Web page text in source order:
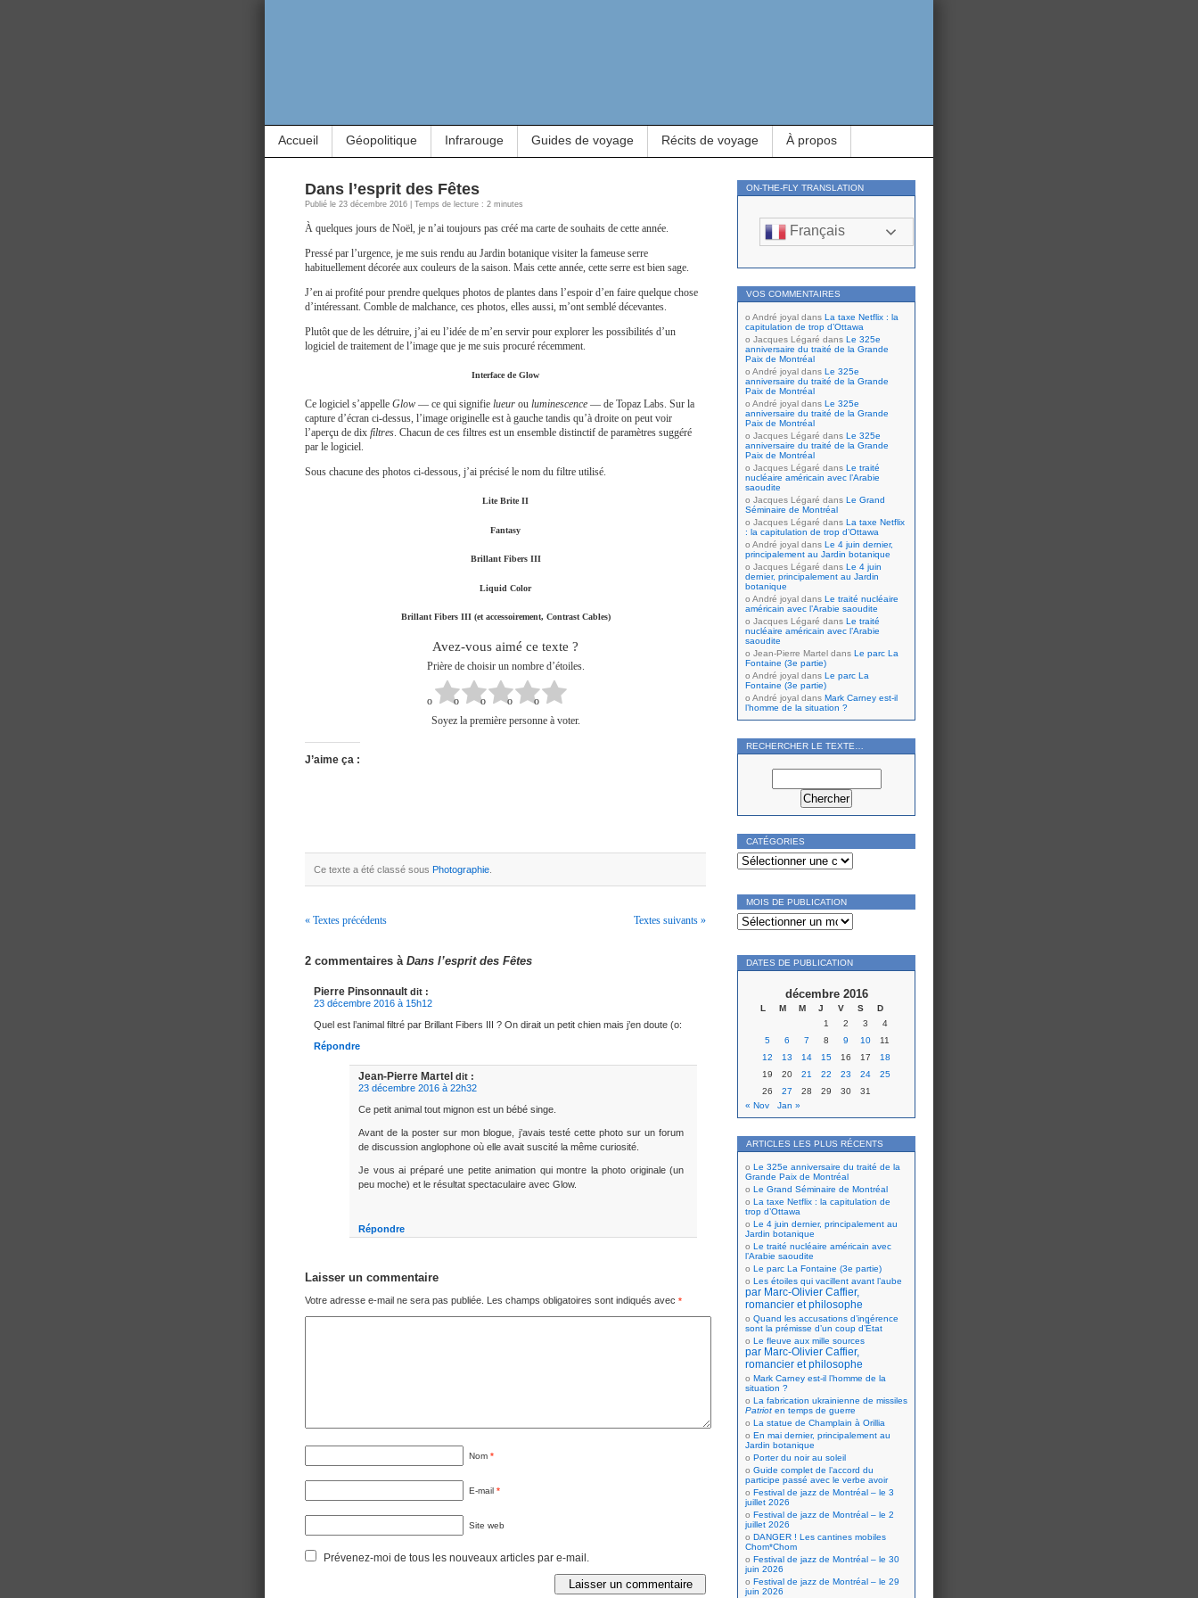
Accueil Géopolitique Infrarouge Guides de voyage Récits de voyage À propos
Dans l’esprit des Fêtes
Publié le 23 décembre 2016 | Temps de lecture : 2 minutes
À quelques jours de Noël, je n’ai toujours pas créé ma carte de souhaits de cette année.
Pressé par l’urgence, je me suis rendu au Jardin botanique visiter la fameuse serre
habituellement décorée aux couleurs de la saison. Mais cette année, cette serre est bien sage.
J’en ai profité pour prendre quelques photos de plantes dans l’espoir d’en faire quelque chose
d’intéressant. Comble de malchance, ces photos, elles aussi, m’ont semblé décevantes.
Plutôt que de les détruire, j’ai eu l’idée de m’en servir pour explorer les possibilités d’un
logiciel de traitement de l’image que je me suis procuré récemment.
Interface de Glow
Ce logiciel s’appelle Glow — ce qui signifie lueur ou luminescence — de Topaz Labs. Sur la
capture d’écran ci-dessus, l’image originelle est à gauche tandis qu’à droite on peut voir
l’aperçu de dix filtres. Chacun de ces filtres est un ensemble distinctif de paramètres suggéré
par le logiciel.
Sous chacune des photos ci-dessous, j’ai précisé le nom du filtre utilisé.
Lite Brite II
Fantasy
Brillant Fibers III
Liquid Color
Brillant Fibers III (et accessoirement, Contrast Cables)
Avez-vous aimé ce texte ?
Prière de choisir un nombre d’étoiles.
Soyez la première personne à voter.
J’aime ça :
Ce texte a été classé sous Photographie
« Textes précédents Textes suivants »
2 commentaires à Dans l’esprit des Fêtes
Pierre Pinsonnault dit :
23 décembre 2016 à 15h12
Quel est l’animal filtré par Brillant Fibers III ? On dirait un petit chien mais j’en doute (o:
Répondre
Jean-Pierre Martel dit :
23 décembre 2016 à 22h32
Ce petit animal tout mignon est un bébé singe.
Avant de la poster sur mon blogue, j’avais testé cette photo sur un forum
de discussion anglophone où elle avait suscité la même curiosité.
Je vous ai préparé une petite animation qui montre la photo originale (un
peu moche) et le résultat spectaculaire avec Glow.
Répondre
Laisser un commentaire
Votre adresse e-mail ne sera pas publiée. Les champs obligatoires sont indiqués avec *
Nom *
E-mail *
Site web
Prévenez-moi de tous les nouveaux articles par e-mail.
ON-THE-FLY TRANSLATION
Français
VOS COMMENTAIRES
André joyal dans La taxe Netflix : la
capitulation de trop d’Ottawa
Jacques Légaré dans Le 325e
anniversaire du traité de la Grande
Paix de Montréal
André joyal dans Le 325e
anniversaire du traité de la Grande
Paix de Montréal
André joyal dans Le 325e
anniversaire du traité de la Grande
Paix de Montréal
Jacques Légaré dans Le 325e
anniversaire du traité de la Grande
Paix de Montréal
Jacques Légaré dans Le traité
nucléaire américain avec l’Arabie
saoudite
Jacques Légaré dans Le Grand
Séminaire de Montréal
Jacques Légaré dans La taxe Netflix
: la capitulation de trop d’Ottawa
André joyal dans Le 4 juin dernier,
principalement au Jardin botanique
Jacques Légaré dans Le 4 juin
dernier, principalement au Jardin
botanique
André joyal dans Le traité nucléaire
américain avec l’Arabie saoudite
Jacques Légaré dans Le traité
nucléaire américain avec l’Arabie
saoudite
Jean-Pierre Martel dans Le parc La
Fontaine (3e partie)
André joyal dans Le parc La
Fontaine (3e partie)
André joyal dans Mark Carney est-il
l’homme de la situation ?
RECHERCHER LE TEXTE…
CATÉGORIES
Catégories
MOIS DE PUBLICATION
Mois
de
publication
DATES DE PUBLICATION
décembre 2016
L M M J V S
D
1
2 3
4
5
6 7 8 9 10
11
12
13 14 15 16 17
18
19
20 21 22 23 24
25
26
27 28 29 30
31
« Nov
Jan »
ARTICLES LES PLUS RÉCENTS
Le 325e anniversaire du traité de la
Grande Paix de Montréal
Le Grand Séminaire de Montréal
La taxe Netflix : la capitulation de
trop d’Ottawa
Le 4 juin dernier, principalement au
Jardin botanique
Le traité nucléaire américain avec
l’Arabie saoudite
Le parc La Fontaine (3e partie)
Les étoiles qui vacillent avant l’aube
par Marc-Olivier Caffier,
romancier et philosophe
Quand les accusations d’ingérence
sont la prémisse d’un coup d’État
Le fleuve aux mille sources
par Marc-Olivier Caffier,
romancier et philosophe
Mark Carney est-il l’homme de la
situation ?
La fabrication ukrainienne de missiles
Patriot en temps de guerre
La statue de Champlain à Orillia
En mai dernier, principalement au
Jardin botanique
Porter du noir au soleil
Guide complet de l’accord du
participe passé avec le verbe avoir
Festival de jazz de Montréal – le 3
juillet 2026
Festival de jazz de Montréal – le 2
juillet 2026
DANGER ! Les cantines mobiles
Chom*Chom
Festival de jazz de Montréal – le 30
juin 2026
Festival de jazz de Montréal – le 29
juin 2026